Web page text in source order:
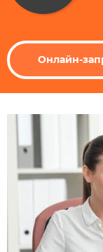
Онлайн-